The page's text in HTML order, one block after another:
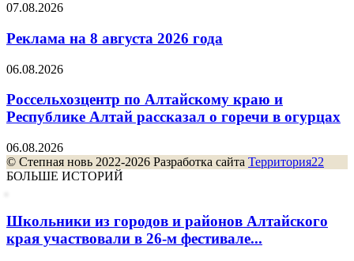
07.08.2026
Реклама на 8 августа 2026 года
06.08.2026
Россельхозцентр по Алтайскому краю и
Республике Алтай рассказал о горечи в огурцах
06.08.2026
© Степная новь 2022-2026 Разработка сайта Территория22
БОЛЬШЕ ИСТОРИЙ
Школьники из городов и районов Алтайского
края участвовали в 26-м фестивале...